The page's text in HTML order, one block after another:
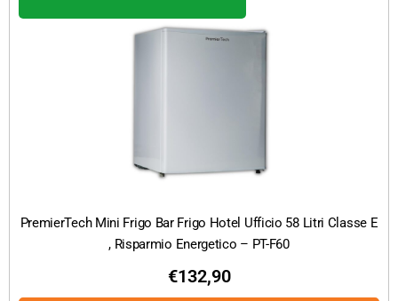
PremierTech Mini Frigo Bar Frigo Hotel Ufficio 58 Litri Classe E
, Risparmio Energetico – PT-F60
€132,90